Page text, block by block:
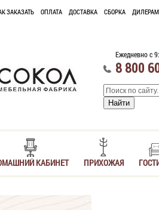
ЗАКАЗАТЬ ОПЛАТА ДОСТАВКА СБОРКА ДИЛЕРАМ
Ежедневно с
8 800
КАБИНЕТ ПРИХОЖАЯ